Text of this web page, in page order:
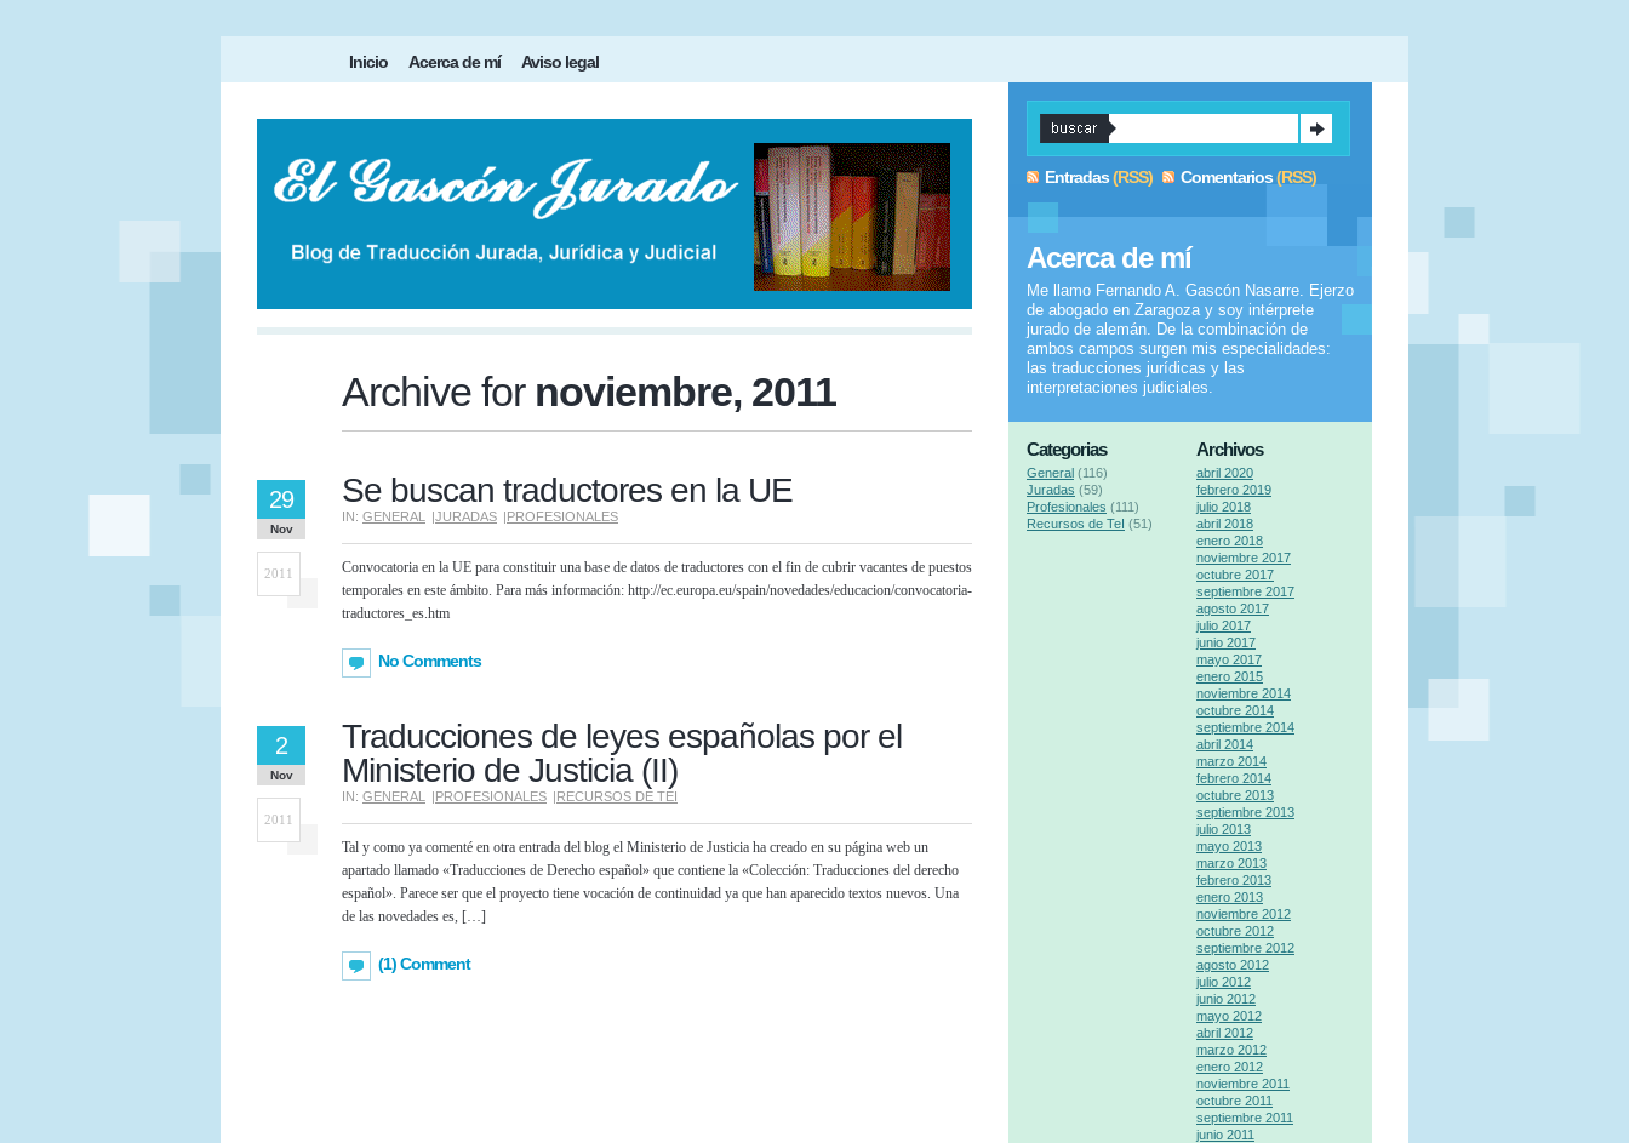
Inicio Acerca de mí Aviso legal
Archive for noviembre, 2011
Se buscan traductores en la UE
IN: GENERAL |JURADAS |PROFESIONALES
29
Nov
2011
Convocatoria en la UE para constituir una base de datos de traductores con el fin de cubrir vacantes de puestos
temporales en este ámbito. Para más información: http://ec.europa.eu/spain/novedades/educacion/convocatoria-
traductores_es.htm
No Comments
Traducciones de leyes españolas por el
Ministerio de Justicia (II)
IN: GENERAL |PROFESIONALES |RECURSOS DE TEI
2
Nov
2011
Tal y como ya comenté en otra entrada del blog el Ministerio de Justicia ha creado en su página web un
apartado llamado «Traducciones de Derecho español» que contiene la «Colección: Traducciones del derecho
español». Parece ser que el proyecto tiene vocación de continuidad ya que han aparecido textos nuevos. Una
de las novedades es, […]
(1) Comment
Entradas(RSS) Comentarios(RSS)
Acerca de mí
Me llamo Fernando A. Gascón Nasarre. Ejerzo
de abogado en Zaragoza y soy intérprete
jurado de alemán. De la combinación de
ambos campos surgen mis especialidades:
las traducciones jurídicas y las
interpretaciones judiciales.
Categorias
General (116)
Juradas (59)
Profesionales (111)
Recursos de TeI (51)
Archivos
abril 2020
febrero 2019
julio 2018
abril 2018
enero 2018
noviembre 2017
octubre 2017
septiembre 2017
agosto 2017
julio 2017
junio 2017
mayo 2017
enero 2015
noviembre 2014
octubre 2014
septiembre 2014
abril 2014
marzo 2014
febrero 2014
octubre 2013
septiembre 2013
julio 2013
mayo 2013
marzo 2013
febrero 2013
enero 2013
noviembre 2012
octubre 2012
septiembre 2012
agosto 2012
julio 2012
junio 2012
mayo 2012
abril 2012
marzo 2012
enero 2012
noviembre 2011
octubre 2011
septiembre 2011
junio 2011